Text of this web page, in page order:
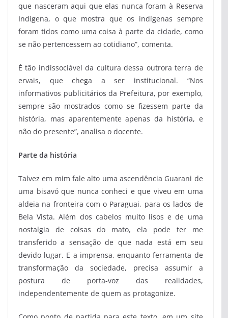
que nasceram aqui que elas nunca foram à Reserva
Indígena, o que mostra que os indígenas sempre
foram tidos como uma coisa à parte da cidade, como
se não pertencessem ao cotidiano”, comenta.
É tão indissociável da cultura dessa outrora terra de
ervais, que chega a ser institucional. “Nos
informativos publicitários da Prefeitura, por exemplo,
sempre são mostrados como se fizessem parte da
história, mas aparentemente apenas da história, e
não do presente”, analisa o docente.
Parte da história
Talvez em mim fale alto uma ascendência Guarani de
uma bisavó que nunca conheci e que viveu em uma
aldeia na fronteira com o Paraguai, para os lados de
Bela Vista. Além dos cabelos muito lisos e de uma
nostalgia de coisas do mato, ela pode ter me
transferido a sensação de que nada está em seu
devido lugar. E a imprensa, enquanto ferramenta de
transformação da sociedade, precisa assumir a
postura de porta-voz das realidades,
independentemente de quem as protagonize.